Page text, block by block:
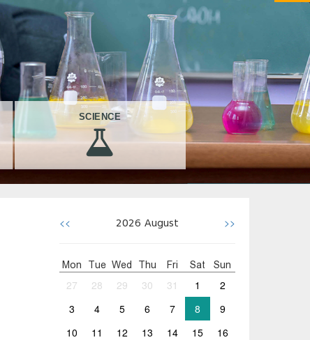
SCIENCE
<< 2026 August >>
Mon Tue Wed Thu Fri Sat Sun
27 28 29 30 31 1
2
3
4 5 6 7 8
9
10
11 12 13 14 15
16